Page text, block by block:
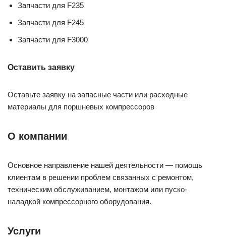
Запчасти для F235
Запчасти для F245
Запчасти для F3000
Оставить заявку
Оставьте заявку на запасные части или расходные
материалы для поршневых компрессоров
О компании
Основное направление нашей деятельности — помощь
клиентам в решении проблем связанных с ремонтом,
техническим обслуживанием, монтажом или пуско-
наладкой компрессорного оборудования.
Услуги